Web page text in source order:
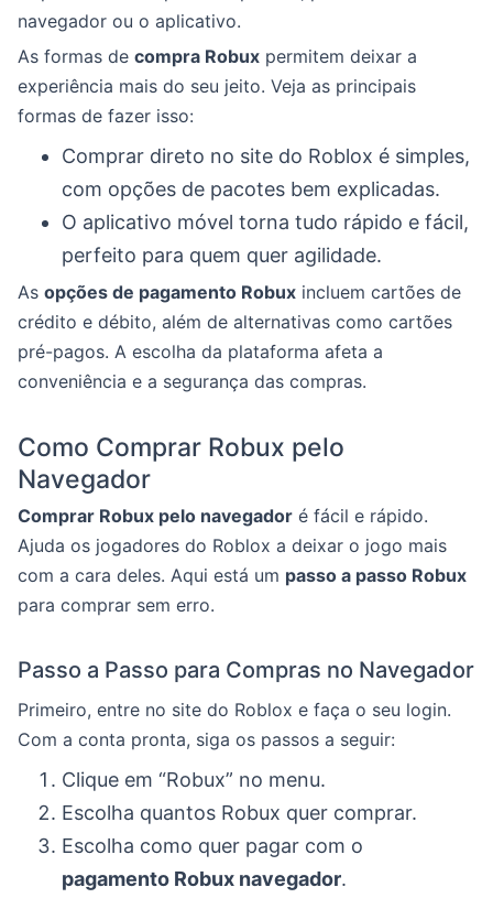
navegador ou o aplicativo.
As formas de compra Robux permitem deixar a
experiência mais do seu jeito. Veja as principais
formas de fazer isso:
Comprar direto no site do Roblox é simples,
com opções de pacotes bem explicadas.
O aplicativo móvel torna tudo rápido e fácil,
perfeito para quem quer agilidade.
As opções de pagamento Robux incluem cartões de
crédito e débito, além de alternativas como cartões
pré-pagos. A escolha da plataforma afeta a
conveniência e a segurança das compras.
Como Comprar Robux pelo
Navegador
Comprar Robux pelo navegador é fácil e rápido.
Ajuda os jogadores do Roblox a deixar o jogo mais
com a cara deles. Aqui está um passo a passo Robux
para comprar sem erro.
Passo a Passo para Compras no Navegador
Primeiro, entre no site do Roblox e faça o seu login.
Com a conta pronta, siga os passos a seguir:
Clique em “Robux” no menu.
Escolha quantos Robux quer comprar.
Escolha como quer pagar com o
pagamento Robux navegador.